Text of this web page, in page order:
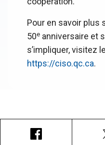
Pour en savoir plus
50e anniversaire et
s’impliquer, visitez
https://ciso.qc.ca.